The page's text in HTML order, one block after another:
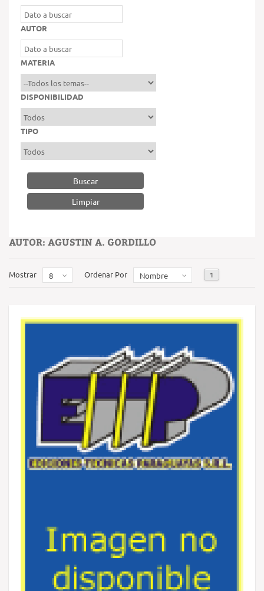
AUTOR
MATERIA
DISPONIBILIDAD
TIPO
Buscar
AUTOR: AGUSTIN A. GORDILLO
Mostrar 8 Ordenar Por Nombre 1